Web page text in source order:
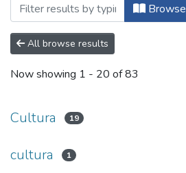
Browse
All browse results
Now showing 1 - 20 of 83
Cultura 19
cultura 1